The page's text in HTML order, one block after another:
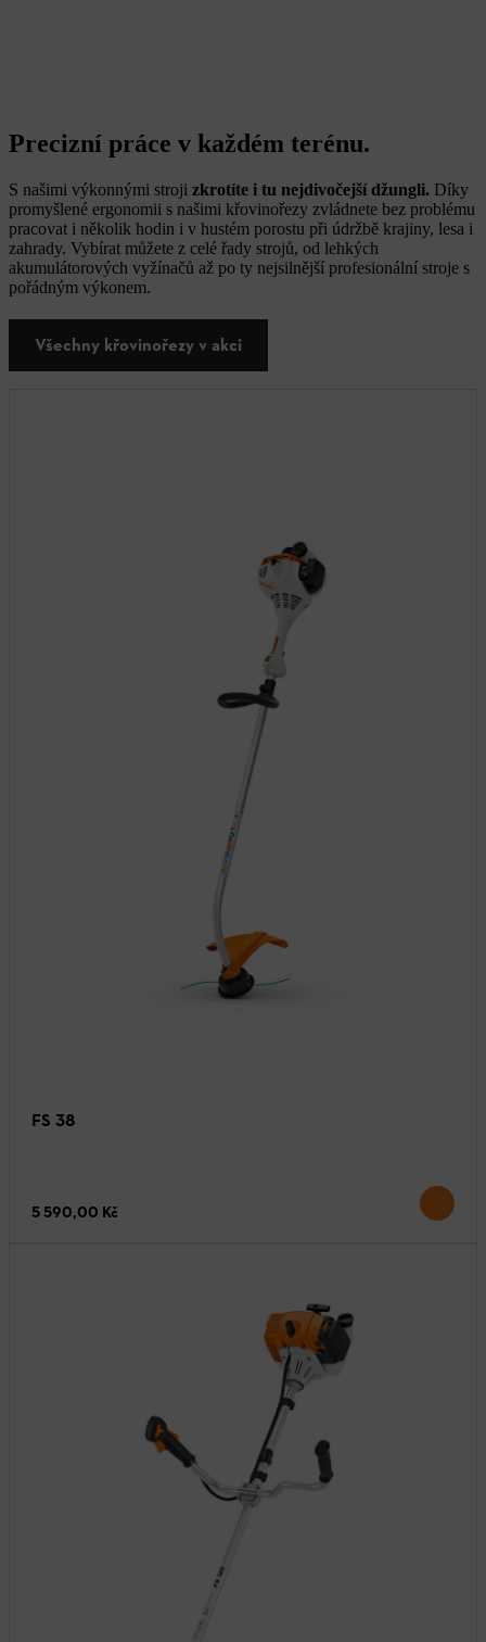
Precizní práce v každém terénu.
S našimi výkonnými stroji zkrotíte i tu nejdivočejší džungli. Díky
promyšlené ergonomii s našimi křovinořezy zvládnete bez problému
pracovat i několik hodin i v hustém porostu při údržbě krajiny, lesa i
zahrady. Vybírat můžete z celé řady strojů, od lehkých
akumulátorových vyžínačů až po ty nejsilnější profesionální stroje s
pořádným výkonem.
Všechny křovinořezy v akci
FS 38
5 590,00 Kč